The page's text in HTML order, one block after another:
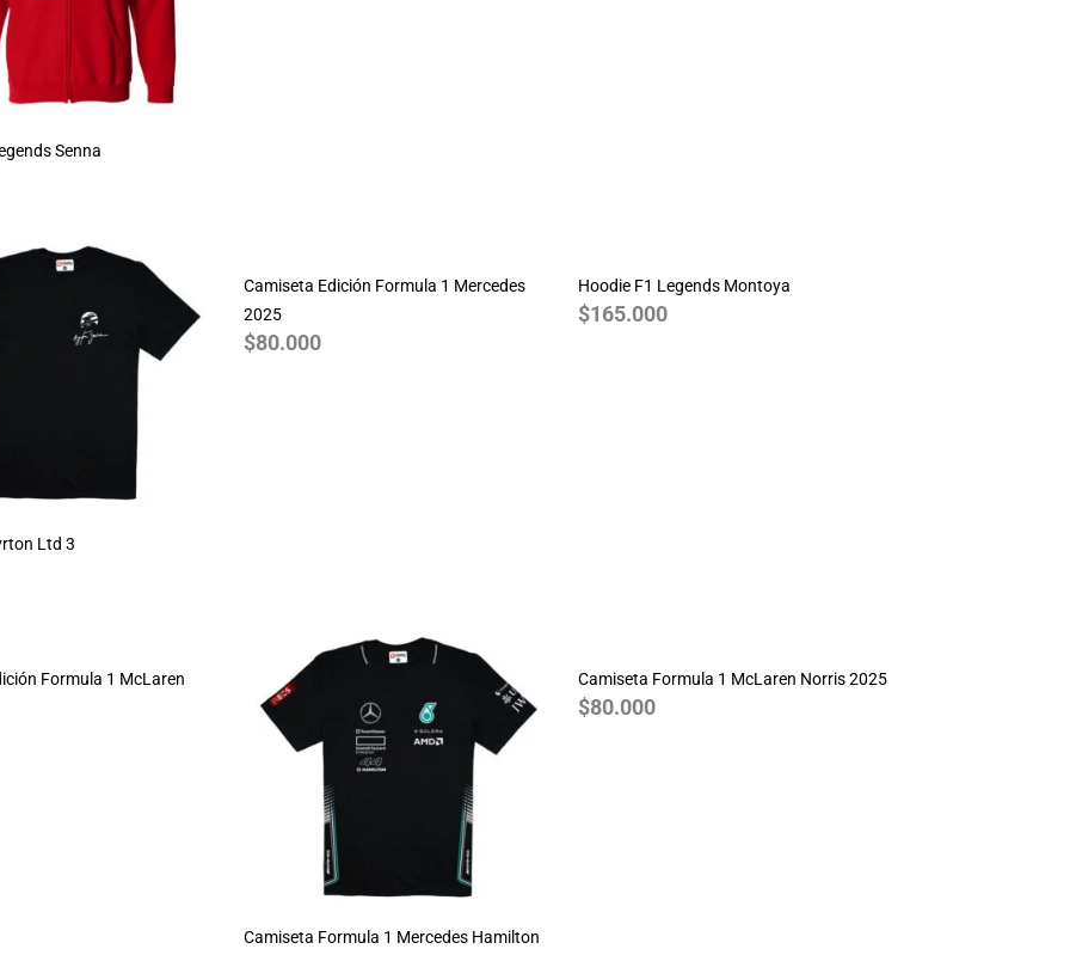
Senna
Ltd 3
Camiseta Edición Formula 1 Mercedes
2025
$80.000
Hoodie F1 Legends Montoya
$165.000
Formula 1 McLaren
Camiseta Formula 1 Mercedes Hamilton
de
desde
$70.000
$80.000
Camiseta Formula 1 McLaren Norris 2025
$80.000